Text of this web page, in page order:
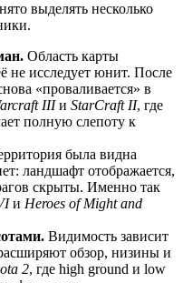
выделять несколько
Область карты
не исследует юнит. После
«проваливается» в
IIIи StarCraft II, где
полную слепоту к
была видна
ландшафт отображается,
скрыты. Именно так
и Heroes of Might and
Видимость зависит
обзор, низины и
2, где high ground и low